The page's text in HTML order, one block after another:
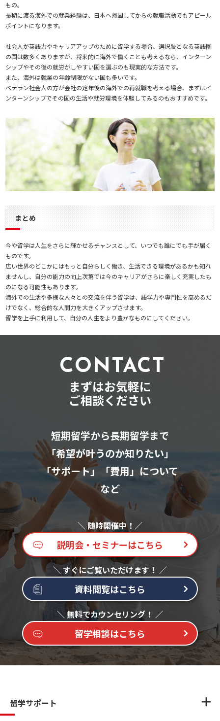
もの。
長期に渡る海外での就業経験は、日本へ帰国してからの就職活動でもアピール
ポイントになります。
社会人が英語力やキャリアアップのために留学する場合、選択肢となる英語圏
の国は数多くありますが、将来的に海外で働くことも考えるなら、インターン
シップやその後の就労がしやすい国を選ぶのも現実的な方法です。
また、海外は就業の年齢制限がない国も多いです。
ベテラン社会人の方が会社の定年後の海外での再就職を考える場合、まずはイ
ンターンシップでその国の生活や就労環境を体験してみるのもおすすめです。
まとめ
今や留学は人生をさらに輝かせるチャンスとして、いつでも誰にでも手が届く
ものです。
広い世界のどこかにはもっと自分らしく働き、生活できる環境があるかも知れ
ませんし、自分の能力の向上次第では今のキャリアがさらに楽しく充実したも
のになる可能性もあります。
海外での生活や多様な人々との交流を伴う留学は、語学力や専門性を高めるだ
けでなく、総合的な人間力を大きくアップさせます。
留学を上手に利用して、自分の人生をより豊かなものにしてください。
CONTACT
まずはお気軽に
ご相談ください
短期留学から長期留学まで
「希望が叶うのか知りたい」
「サポート」「費用」について
など
説明会・セミナーはこちら
資料閲覧はこちら
留学相談はこちら
留学サポート